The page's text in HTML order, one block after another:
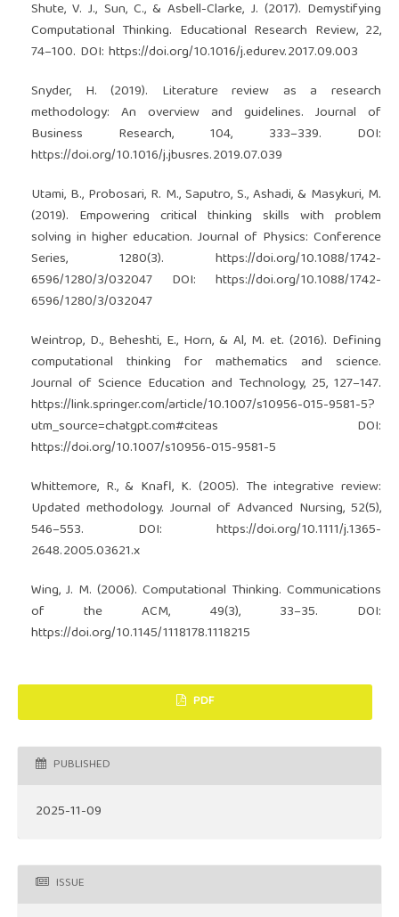
Shute, V. J., Sun, C., & Asbell-Clarke, J. (2017). Demystifying
Computational Thinking. Educational Research Review, 22,
74–100. DOI: https://doi.org/10.1016/j.edurev.2017.09.003
Snyder, H. (2019). Literature review as a research
methodology: An overview and guidelines. Journal of
Business Research, 104, 333–339. DOI:
https://doi.org/10.1016/j.jbusres.2019.07.039
Utami, B., Probosari, R. M., Saputro, S., Ashadi, & Masykuri, M.
(2019). Empowering critical thinking skills with problem
solving in higher education. Journal of Physics: Conference
Series, 1280(3).https://doi.org/10.1088/1742-
6596/1280/3/032047DOI:https://doi.org/10.1088/1742-
6596/1280/3/032047
Weintrop, D., Beheshti, E., Horn, & Al, M. et. (2016). Defining
computational thinking for mathematics and science.
Journal of Science Education and Technology, 25, 127–147.
https://link.springer.com/article/10.1007/s10956-015-9581-5?
utm_source=chatgpt.com#citeas DOI:
https://doi.org/10.1007/s10956-015-9581-5
Whittemore, R., & Knafl, K. (2005). The integrative review:
Updated methodology. Journal of Advanced Nursing, 52(5),
546–553. DOI:https://doi.org/10.1111/j.1365-
2648.2005.03621.x
Wing, J. M. (2006). Computational Thinking. Communications
of the ACM, 49(3), 33–35. DOI:
https://doi.org/10.1145/1118178.1118215
PDF
PUBLISHED
2025-11-09
ISSUE